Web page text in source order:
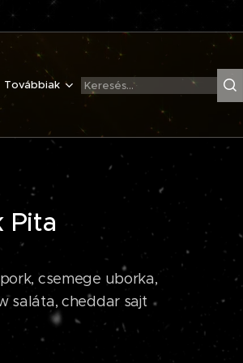
Továbbiak
Pita
csemege uborka,
saláta, cheddar sajt